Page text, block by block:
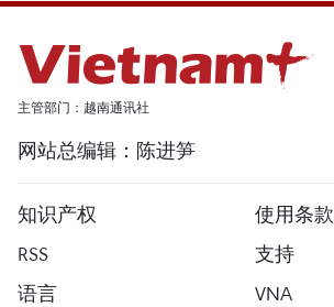
主管部门：越南通讯社
网站总编辑：陈进笋
知识产权
使用条款
RSS
支持
语言
VNA